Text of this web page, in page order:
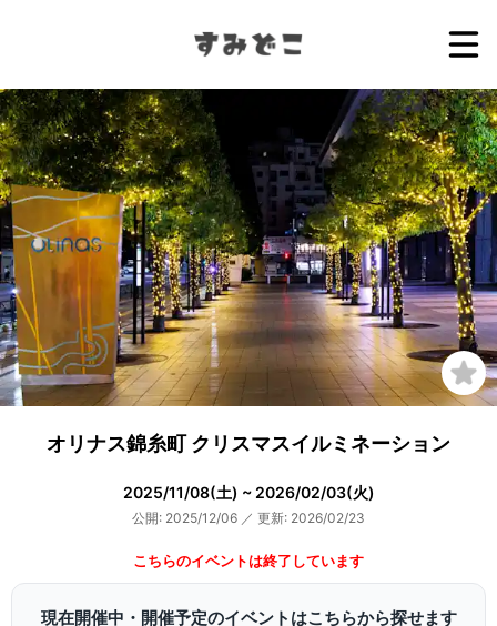
オリナス錦糸町 クリスマスイルミネーション
2025/11/08(土) ~ 2026/02/03(火)
公開: 2025/12/06 ／ 更新: 2026/02/23
こちらのイベントは終了しています
現在開催中・開催予定のイベントはこちらから探せます